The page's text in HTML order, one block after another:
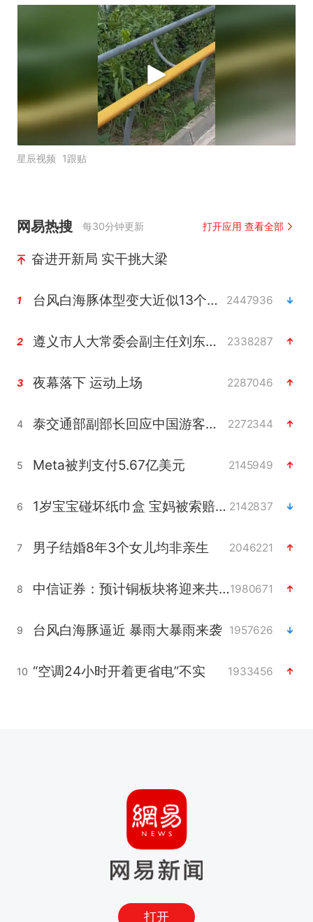
星辰视频 1跟贴
网易热搜 每30分钟更新 打开应用 查看全部
奋进开新局 实干挑大梁
1 台风白海豚体型变大近似13个浙江面积 2447936
2 遵义市人大常委会副主任刘东明被查 2338287
3 夜幕落下 运动上场 2287046
4 泰交通部副部长回应中国游客遭歧视 2272344
5 Meta被判支付5.67亿美元 2145949
6 1岁宝宝碰坏纸巾盒 宝妈被索赔924元 2142837
7 男子结婚8年3个女儿均非亲生 2046221
8 中信证券：预计铜板块将迎来共振上涨1980671
9 台风白海豚逼近 暴雨大暴雨来袭 1957626
10 “空调24小时开着更省电”不实 1933456
打开